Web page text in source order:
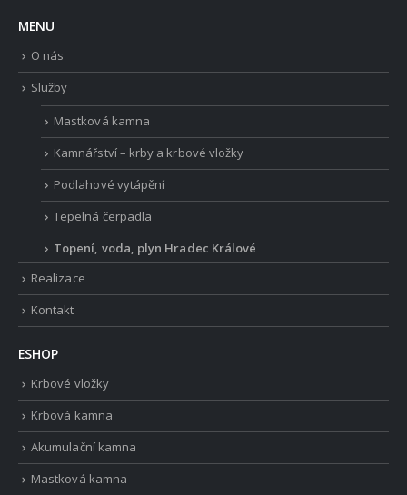
MENU
O nás
Služby
Mastková kamna
Kamnářství – krby a krbové vložky
Podlahové vytápění
Tepelná čerpadla
Topení, voda, plyn Hradec Králové
Realizace
Kontakt
ESHOP
Krbové vložky
Krbová kamna
Akumulační kamna
Mastková kamna